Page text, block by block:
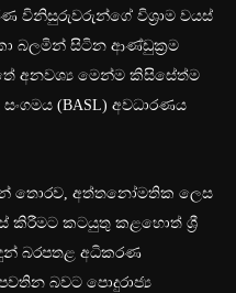
විනිසුරුවරුන්ගේ විශ්‍රාම වයස්
බලමින් සිටින ආණ්ඩුක්‍රම
අනවශ්‍ය මෙන්ම කිසිසේත්ම
(BASL) අවධාරණය
තොරව, අත්තනෝමතික ලෙස
කිරීමට කටයුතු කළහොත් ශ්‍රී
දුන් බරපතළ අධිකරණ
බවට පොදුරාජ්‍ය